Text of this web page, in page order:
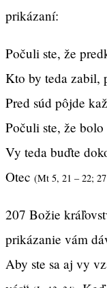
prikázaní:
Počuli ste, že
Kto by teda zabil,
Pred súd pôjde
Počuli ste, že
Vy teda buďte
Otec (Mt 5, 21 – 22;
207 Božie
prikázanie vám
Aby ste sa aj vy